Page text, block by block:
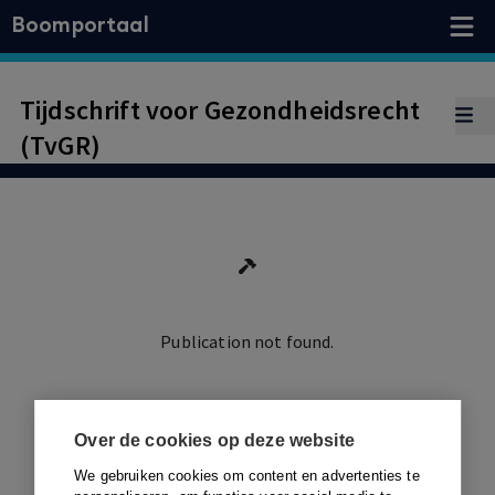
Over de cookies op deze website
We gebruiken cookies om content en advertenties te
Boomportaal
Tijdschrift voor Gezondheidsrecht
(TvGR)
Publication not found.